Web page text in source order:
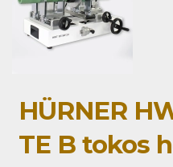
HÜRNER
TE B tokos